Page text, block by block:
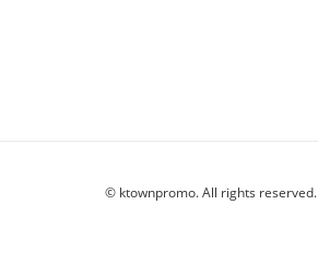
© ktownpromo. All rights reserved.